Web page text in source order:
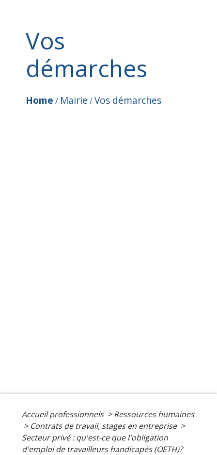
Vos
démarches
Home / Mairie /Vos démarches
Accueil professionnels > Ressources humaines
> Contrats de travail, stages en entreprise >
Secteur privé : qu'est-ce que l'obligation
d'emploi de travailleurs handicapés (OETH)?